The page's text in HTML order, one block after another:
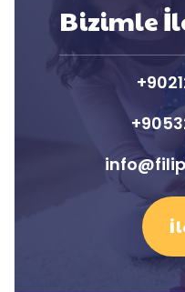
Bizimle